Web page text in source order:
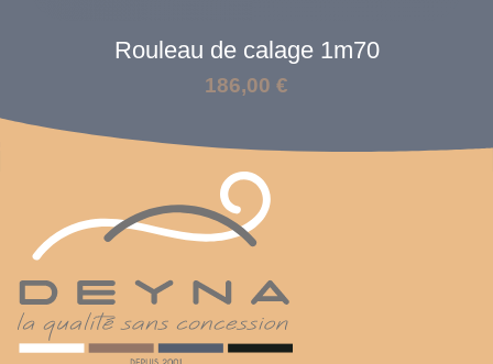
Rouleau de calage 1m70
186,00 €